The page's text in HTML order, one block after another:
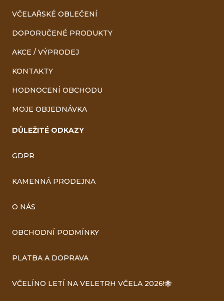
VČELAŘSKÉ OBLEČENÍ
DOPORUČENÉ PRODUKTY
AKCE / VÝPRODEJ
KONTAKTY
HODNOCENÍ OBCHODU
MOJE OBJEDNÁVKA
DŮLEŽITÉ ODKAZY
GDPR
KAMENNÁ PRODEJNA
O NÁS
OBCHODNÍ PODMÍNKY
PLATBA A DOPRAVA
VČELÍNO LETÍ NA VELETRH VČELA 2026!🐝